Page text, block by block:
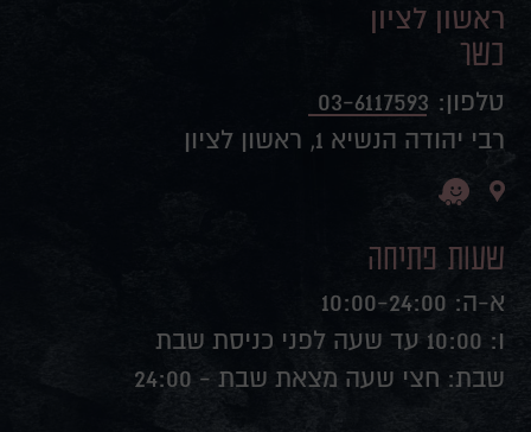
ראשון לציון
כשר
טלפון: 03-6117593
רבי יהודה הנשיא 1, ראשון לציון
שעות פתיחה
א-ה: 10:00-24:00
ו: 10:00 עד שעה לפני כניסת שבת
שבת: חצי שעה מצאת שבת - 24:00